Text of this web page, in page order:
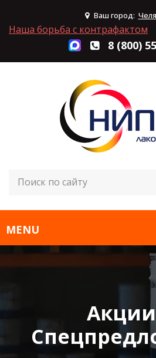
Ваш город:
Наша борьба с контрафактом
8 (800)